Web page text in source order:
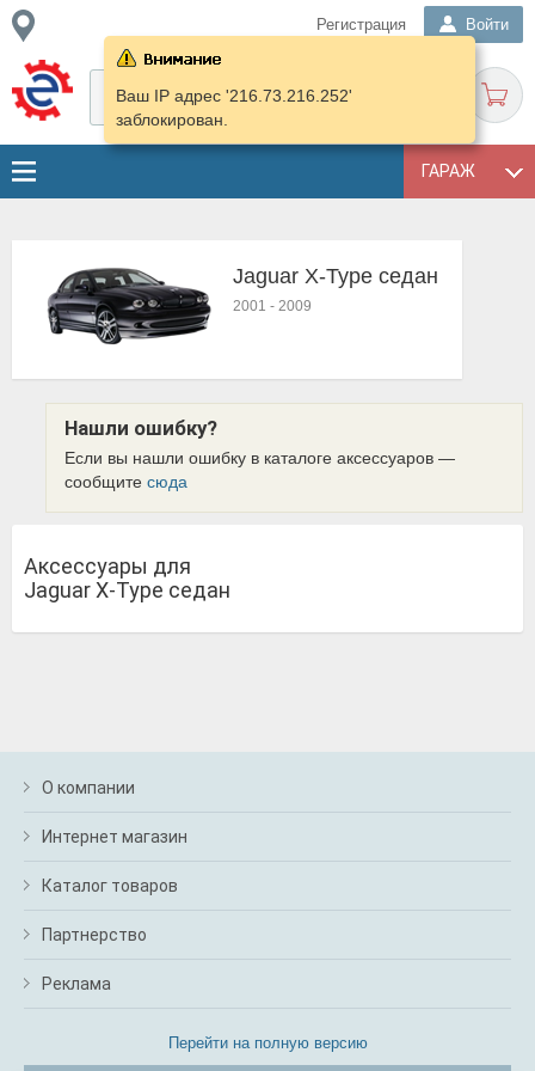
Регистрация Войти
ГАРАЖ
Ваш IP адрес '216.73.216.252'
заблокирован.
Jaguar X-Type седан
2001 - 2009
Нашли ошибку?
Если вы нашли ошибку в каталоге аксессуаров —
сообщите сюда
Аксессуары для
Jaguar X-Type седан
О компании
Интернет магазин
Каталог товаров
Партнерство
Реклама
Перейти на полную версию